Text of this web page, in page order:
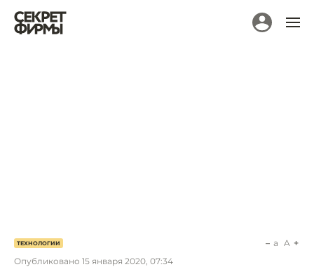
ТЕХНОЛОГИИ
Опубликовано 15 января 2020, 07:34
a A